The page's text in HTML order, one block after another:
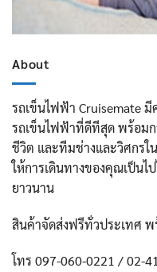
About
รถเข็นไฟฟ้า Cruisemate มี
รถเข็นไฟฟ้าที่ดีทีสุด พร้อม
ชีวิต และทีมช่างและวิศกรใ
ให้การเดินทางของคุณเป็น
ยาวนาน
สินค้าจัดส่งฟรีทั่วประเทศ
โทร 097-060-0221 / 02-